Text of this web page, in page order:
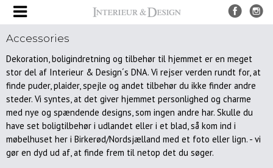
Accessories
Dekoration, boligindretning og tilbehør til hjemmet er en meget
stor del af Interieur & Design´s DNA. Vi rejser verden rundt for, at
finde puder, plaider, spejle og andet tilbehør du ikke finder andre
steder. Vi syntes, at det giver hjemmet personlighed og charme
med nye og spændende designs, som ingen andre har. Skulle du
have set boligtilbehør i udlandet eller i et blad, så kom ind i
møbelhuset her i Birkerød/Nordsjælland med et foto eller lign. - vi
gør en dyd ud af, at finde frem til netop det du søger.
Produkter
UDSALG
Nye
produkter
Møbler
Borde
Spiseborde